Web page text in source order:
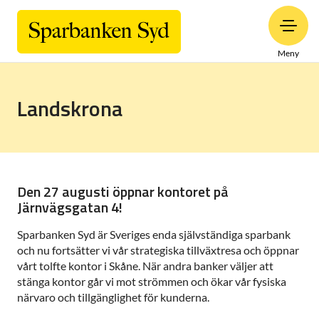
Meny
Landskrona
Den 27 augusti öppnar kontoret på
Järnvägsgatan 4!
Sparbanken Syd är Sveriges enda självständiga sparbank
och nu fortsätter vi vår strategiska tillväxtresa och öppnar
vårt tolfte kontor i Skåne. När andra banker väljer att
stänga kontor går vi mot strömmen och ökar vår fysiska
närvaro och tillgänglighet för kunderna.